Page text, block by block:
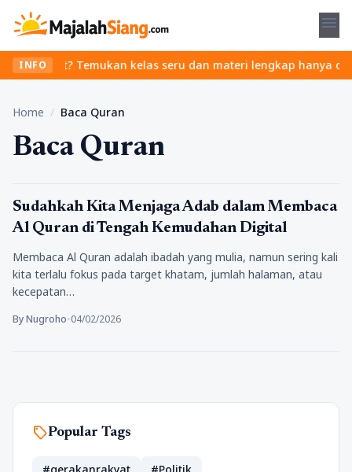
menu
INFO
ribet? Temukan kelas seru dan materi lengkap hanya di
Home / Baca Quran
Baca Quran
Religi
Sudahkah Kita Menjaga Adab dalam Membaca
Al Quran di Tengah Kemudahan Digital
Membaca Al Quran adalah ibadah yang mulia, namun sering kali
kita terlalu fokus pada target khatam, jumlah halaman, atau
kecepatan…
By Nugroho•04/02/2026
sellPopular Tags